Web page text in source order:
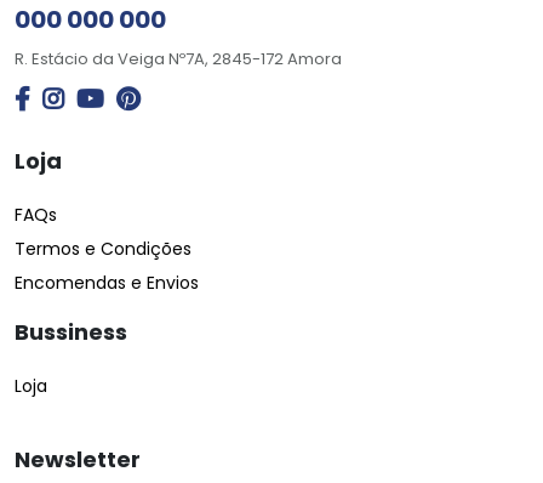
000 000 000
R. Estácio da Veiga Nº7A, 2845-172 Amora
Loja
FAQs
Termos e Condições
Encomendas e Envios
Bussiness
Loja
Newsletter